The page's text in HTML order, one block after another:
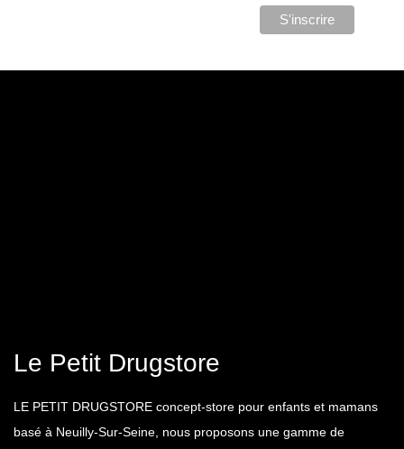
Le Petit Drugstore
LE PETIT DRUGSTORE concept-store pour enfants et mamans
basé à Neuilly-Sur-Seine, nous proposons une gamme de